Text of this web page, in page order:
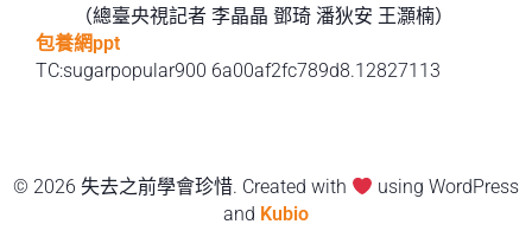
（總臺央視記者 李晶晶 鄧琦 潘狄安 王灝楠）
包養網ppt
TC:sugarpopular900 6a00af2fc789d8.12827113
© 2026 失去之前學會珍惜. Created with
using WordPress
and Kubio